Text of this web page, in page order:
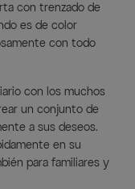
con trenzado de
es de color
con todo
con los muchos
un conjunto de
a sus deseos.
en su
para familiares y